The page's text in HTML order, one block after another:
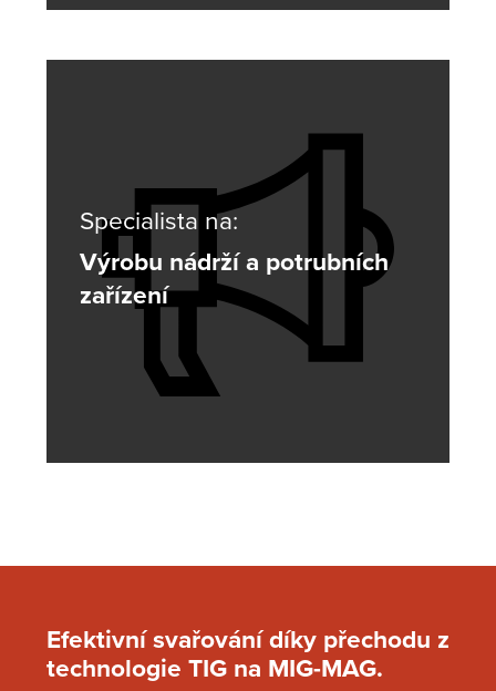
Specialista na:
Výrobu nádrží a potrubních
zařízení
Efektivní svařování díky přechodu z
technologie TIG na MIG-MAG.